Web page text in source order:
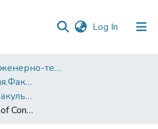
Log In (current)
Факультет інженерно-технологічний
Друковані видання.Факультет інженерно-технологічний
Фахові видання. Факультет інженерно-технологічний
Analytical Modeling of Concentrated and Localized Loads of Bars With a Curvilinear Flat Axis. Part 2. Modeling Localized Loads and Application Examples / Аналітичне моделювання зосереджених та локалізованих навантажень брусів із криволінійною плоскою віссю. Частина 2. Моделювання локалізованих навантажень та приклади застосування